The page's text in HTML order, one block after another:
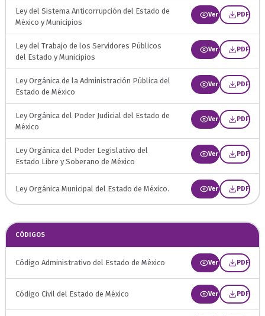
Ley del Sistema Anticorrupción del Estado de
México y Municipios
Ver PDF
Ley del Trabajo de los Servidores Públicos
del Estado y Municipios
Ver PDF
Ley Orgánica de la Administración Pública del
Estado de México
Ver PDF
Ley Orgánica del Poder Judicial del Estado de
México
Ver PDF
Ley Orgánica del Poder Legislativo del
Estado Libre y Soberano de México
Ver PDF
Ley Orgánica Municipal del Estado de México. Ver PDF
CÓDIGOS
Código Administrativo del Estado de México Ver PDF
Código Civil del Estado de México Ver PDF